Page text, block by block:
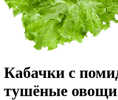
Кабачки с
тушёные овощи